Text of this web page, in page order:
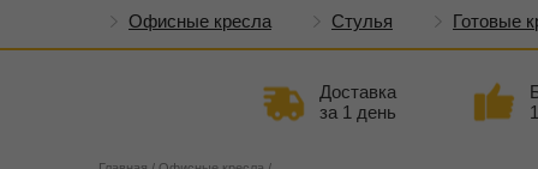
Офисные кресла Стулья Готовые
Доставка
за 1 день